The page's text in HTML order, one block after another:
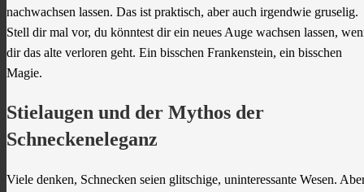
nachwachsen lassen. Das ist praktisch, aber auch irgendwie gruselig.
Stell dir mal vor, du könntest dir ein neues Auge wachsen lassen,
dir das alte verloren geht. Ein bisschen Frankenstein, ein bisschen
Magie.
Stielaugen und der Mythos der
Schneckeneleganz
Viele denken, Schnecken seien glitschige, uninteressante Wesen.